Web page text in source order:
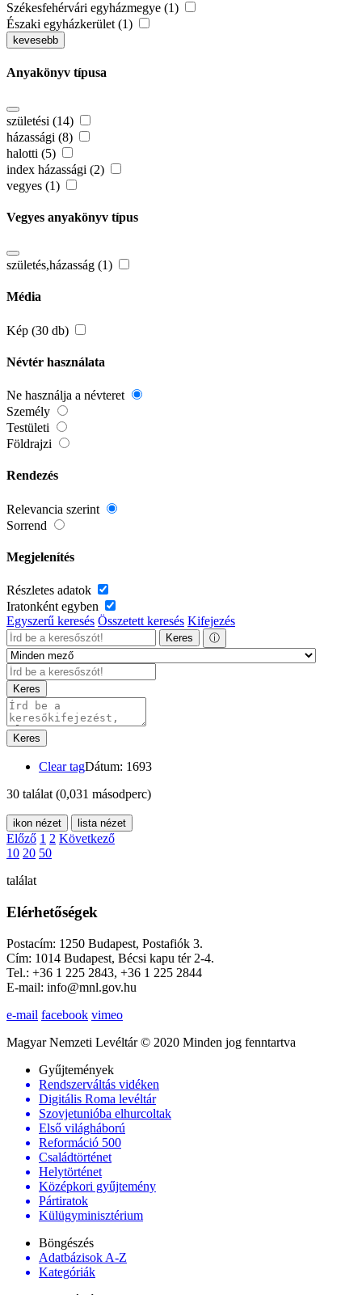
Székesfehérvári egyházmegye (1)
Északi egyházkerület (1)
kevesebb
Anyakönyv típusa
születési (14)
házassági (8)
halotti (5)
index házassági (2)
vegyes (1)
Vegyes anyakönyv típus
születés,házasság (1)
Média
Kép (30 db)
Névtér használata
Ne használja a névteret
Személy
Testületi
Földrajzi
Rendezés
Relevancia szerint
Sorrend
Megjelenítés
Részletes adatok
Iratonként egyben
Egyszerű keresés Összetett keresés Kifejezés
Keres ⓘ
Keres
Keres
Clear tagDátum: 1693
30 találat (0,031 másodperc)
ikon nézet lista nézet
Előző 1 2 Következő
10 20 50
találat
Elérhetőségek
Postacím: 1250 Budapest, Postafiók 3.
Cím: 1014 Budapest, Bécsi kapu tér 2-4.
Tel.: +36 1 225 2843, +36 1 225 2844
E-mail: info@mnl.gov.hu
e-mail facebook vimeo
Magyar Nemzeti Levéltár © 2020 Minden jog fenntartva
Gyűjtemények
Rendszerváltás vidéken
Digitális Roma levéltár
Szovjetunióba elhurcoltak
Első világháború
Reformáció 500
Családtörténet
Helytörténet
Középkori gyűjtemény
Pártiratok
Külügyminisztérium
Böngészés
Adatbázisok A-Z
Kategóriák